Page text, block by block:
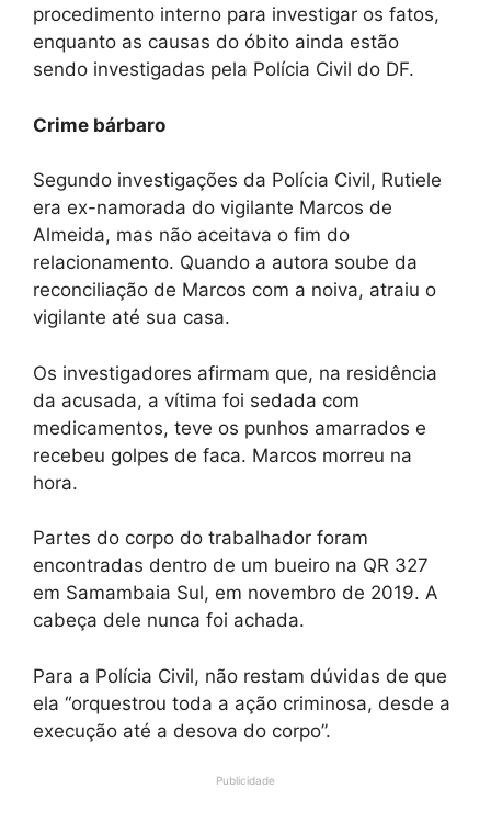
procedimento interno para investigar os fatos,
enquanto as causas do óbito ainda estão
sendo investigadas pela Polícia Civil do DF.
Crime bárbaro
Segundo investigações da Polícia Civil, Rutiele
era ex-namorada do vigilante Marcos de
Almeida, mas não aceitava o fim do
relacionamento. Quando a autora soube da
reconciliação de Marcos com a noiva, atraiu o
vigilante até sua casa.
Os investigadores afirmam que, na residência
da acusada, a vítima foi sedada com
medicamentos, teve os punhos amarrados e
recebeu golpes de faca. Marcos morreu na
hora.
Partes do corpo do trabalhador foram
encontradas dentro de um bueiro na QR 327
em Samambaia Sul, em novembro de 2019. A
cabeça dele nunca foi achada.
Para a Polícia Civil, não restam dúvidas de que
ela “orquestrou toda a ação criminosa, desde a
execução até a desova do corpo”.
Publicidade